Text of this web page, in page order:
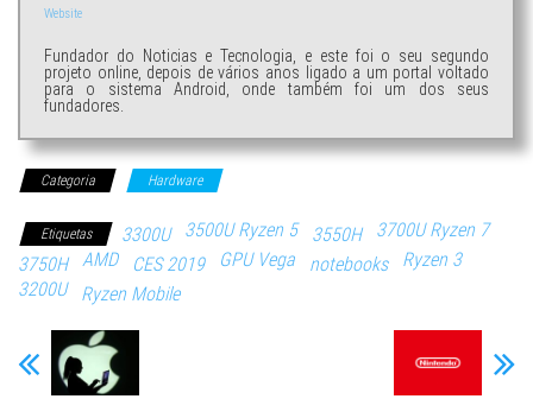
Website
Fundador do Noticias e Tecnologia, e este foi o seu segundo
projeto online, depois de vários anos ligado a um portal voltado
para o sistema Android, onde também foi um dos seus
fundadores.
Categoria Hardware
Etiquetas 3300U 3500U Ryzen 5 3550H
3700U Ryzen 7
3750H
AMD CES 2019 GPU Vega notebooks
Ryzen 3
3200U
Ryzen Mobile